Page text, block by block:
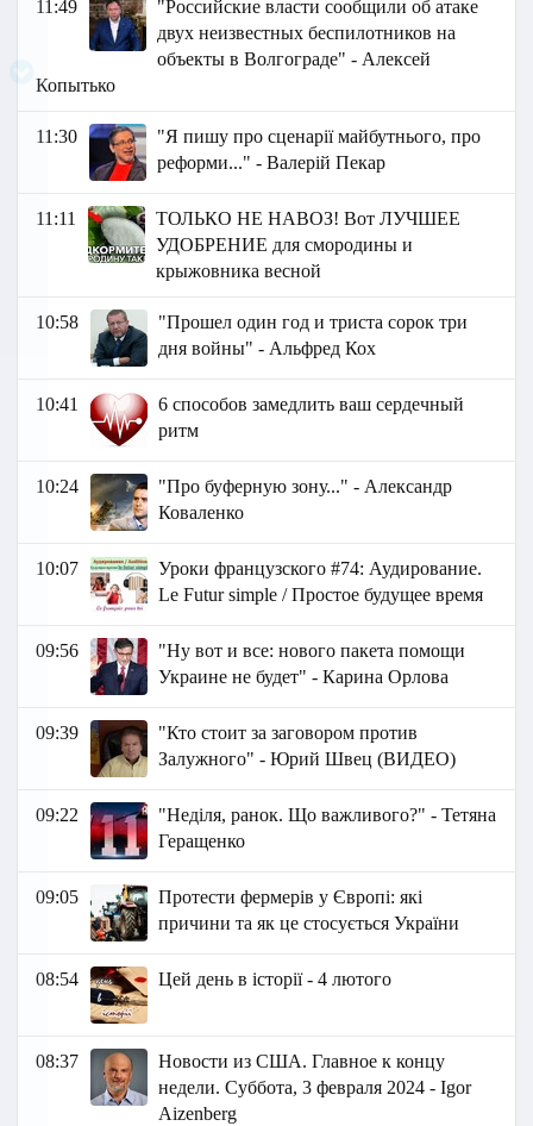
11:49
"Российские власти сообщили об атаке
двух неизвестных беспилотников на
объекты в Волгограде" - Алексей
Копытько
11:30
"Я пишу про сценарії майбутнього, про
реформи..." - Валерій Пекар
11:11
ТОЛЬКО НЕ НАВОЗ! Вот ЛУЧШЕЕ
УДОБРЕНИЕ для смородины и
крыжовника весной
10:58
"Прошел один год и триста сорок три
дня войны" - Альфред Кох
10:41
6 способов замедлить ваш сердечный
ритм
10:24
"Про буферную зону..." - Александр
Коваленко
10:07
Уроки французского #74: Аудирование.
Le Futur simple / Простое будущее время
09:56
"Ну вот и все: нового пакета помощи
Украине не будет" - Карина Орлова
09:39
"Кто стоит за заговором против
Залужного" - Юрий Швец (ВИДЕО)
09:22
"Неділя, ранок. Що важливого?" - Тетяна
Геращенко
09:05
Протести фермерів у Європі: які
причини та як це стосується України
08:54 Цей день в історії - 4 лютого
08:37
Новости из США. Главное к концу
недели. Суббота, 3 февраля 2024 - Igor
Aizenberg